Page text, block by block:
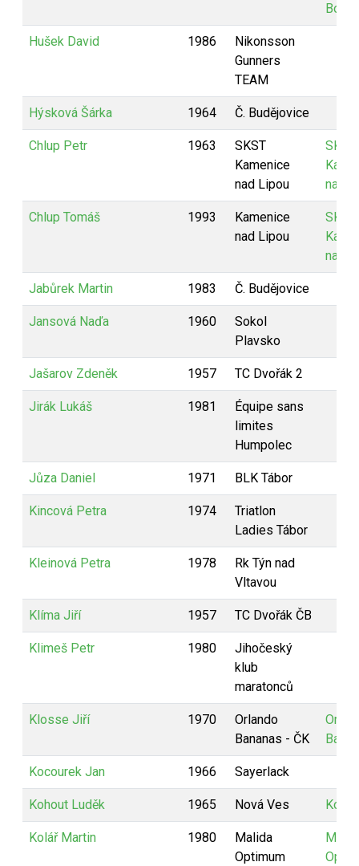
Hušek David 1986
Nikonsson
Gunners
TEAM
Hýsková Šárka 1964 Č. Budějovice
Chlup Petr 1963
SKST
Kamenice
nad Lipou
SKST
nad
Chlup Tomáš 1993
Kamenice
nad Lipou
SKST
nad
Jabůrek Martin 1983 Č. Budějovice
Jansová Naďa 1960
Sokol
Plavsko
Jašarov Zdeněk 1957 TC Dvořák 2
Jirák Lukáš 1981
Équipe sans
limites
Humpolec
Jůza Daniel 1971 BLK Tábor
Kincová Petra 1974
Triatlon
Ladies Tábor
Kleinová Petra 1978
Rk Týn nad
Vltavou
Klíma Jiří 1957 TC Dvořák ČB
Klimeš Petr 1980
Jihočeský
klub
maratonců
Klosse Jiří 1970
Orlando
Bananas - ČK
Kocourek Jan 1966 Sayerlack
Kohout Luděk 1965 Nová Ves
Kolář Martin 1980
Malida
Optimum